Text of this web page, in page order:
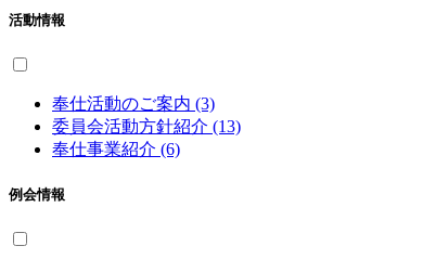
活動情報
奉仕活動のご案内 (3)
委員会活動方針紹介 (13)
奉仕事業紹介 (6)
例会情報